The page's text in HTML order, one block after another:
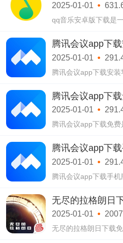
2025-01-01
qq音乐安卓版下载是
卓版下载中汇聚了还
量正版歌曲资源。
腾讯会议app下
2025-01-01
腾讯会议app下载安装
议app下载安装官方免
在多远的距离都可以
行
腾讯会议app下
2025-01-01
腾讯会议app下载免费
中不仅拥有着诸多丰
术，还采用了最为全
腾讯会议app下
2025-01-01
腾讯会议app下载手机
腾讯会议app下载手机
各式各样强大的功能
无尽的拉格朗日
2025-01-01
无尽的拉格朗日下载